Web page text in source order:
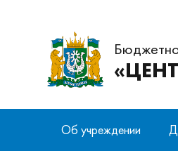
Об учреждении